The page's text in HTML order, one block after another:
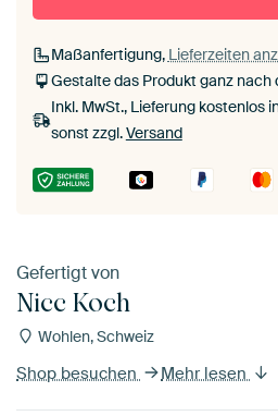
Maßanfertigung, Lieferzeiten
Gestalte das Produkt ganz nach
Inkl. MwSt., Lieferung kostenlos
sonst zzgl.Versand
Gefertigt von
Nicc Koch
Wohlen, Schweiz
Shop besuchen Mehr lesen